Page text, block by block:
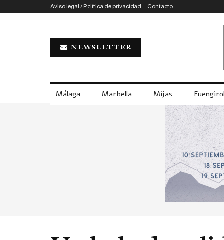
Aviso legal / Política de privacidad Contacto
NEWSLETTER
Málaga Marbella Mijas